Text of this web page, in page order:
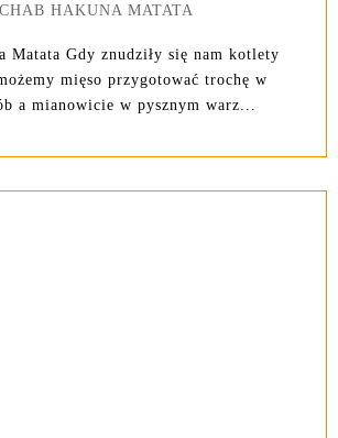
HAKUNA MATATA
Matata Gdy znudziły się nam kotlety
mięso przygotować trochę w
a mianowicie w pysznym warz...